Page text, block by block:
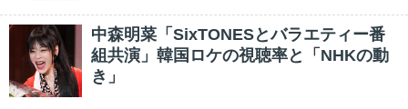
中森明菜「SixTONESとバラエティー番
組共演」韓国ロケの視聴率と「NHKの動
き」